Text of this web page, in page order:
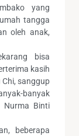
yang
tangga
oleh anak,
bisa
kasih
sanggup
banyak
Nurma Binti
beberapa